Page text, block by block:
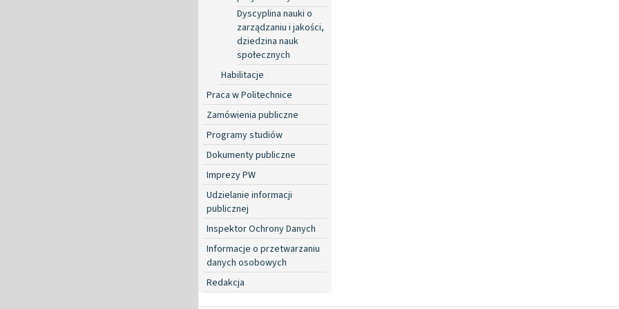
Dyscyplina nauki o
zarządzaniu i jakości,
dziedzina nauk
społecznych
Habilitacje
Praca w Politechnice
Zamówienia publiczne
Programy studiów
Dokumenty publiczne
Imprezy PW
Udzielanie informacji
publicznej
Inspektor Ochrony Danych
Informacje o przetwarzaniu
danych osobowych
Redakcja